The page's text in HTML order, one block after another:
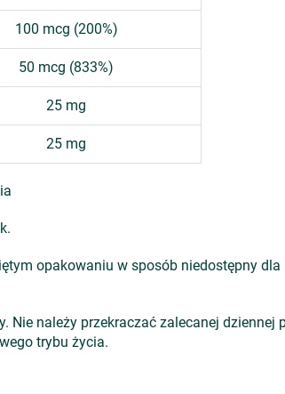
100 mcg (200%)
50 mcg (833%)
25 mg
25 mg
opakowaniu w sposób niedostępny dla
Nie należy przekraczać zalecanej
trybu życia.